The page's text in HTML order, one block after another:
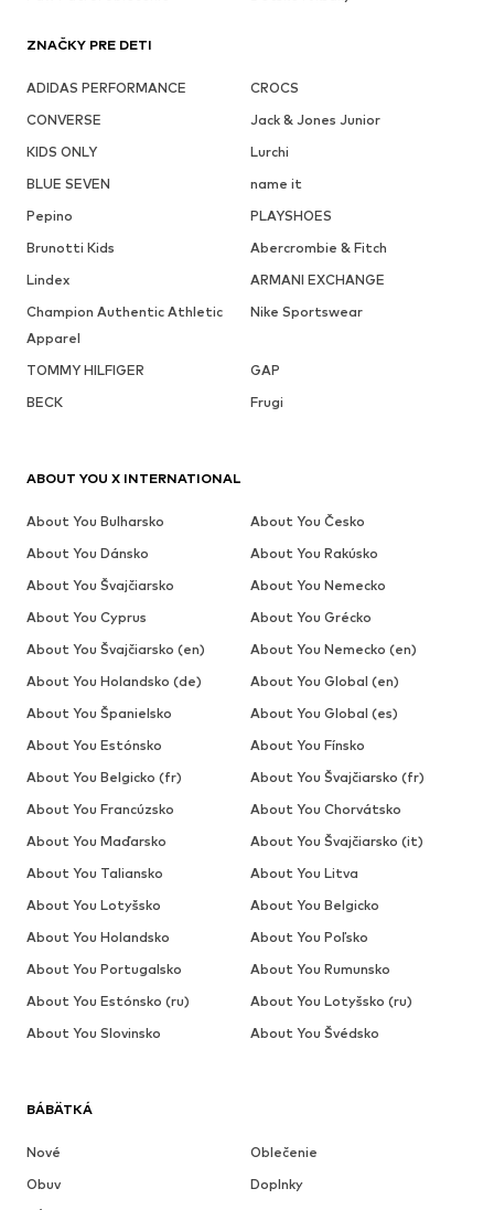
ZNAČKY PRE DETI
ADIDAS PERFORMANCE
CROCS
CONVERSE
Jack & Jones Junior
KIDS ONLY
Lurchi
BLUE SEVEN
name it
Pepino
PLAYSHOES
Brunotti Kids
Abercrombie & Fitch
Lindex
ARMANI EXCHANGE
Champion Authentic Athletic
Apparel
Nike Sportswear
TOMMY HILFIGER
GAP
BECK
Frugi
BÁBÄTKÁ
Nové
Oblečenie
Obuv
Doplnky
ABOUT YOU X INTERNATIONAL
About You Bulharsko
About You Česko
About You Dánsko
About You Rakúsko
About You Švajčiarsko
About You Nemecko
About You Cyprus
About You Grécko
About You Švajčiarsko (en)
About You Nemecko (en)
About You Holandsko (de)
About You Global (en)
About You Španielsko
About You Global (es)
About You Estónsko
About You Fínsko
About You Belgicko (fr)
About You Švajčiarsko (fr)
About You Francúzsko
About You Chorvátsko
About You Maďarsko
About You Švajčiarsko (it)
About You Taliansko
About You Litva
About You Lotyšsko
About You Belgicko
About You Holandsko
About You Poľsko
About You Portugalsko
About You Rumunsko
About You Estónsko (ru)
About You Lotyšsko (ru)
About You Slovinsko
About You Švédsko